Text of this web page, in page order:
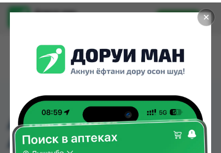
✕
Доруи ман
Установить
АЛФАВИТ
АНТИСТРЕСС ТБ №60